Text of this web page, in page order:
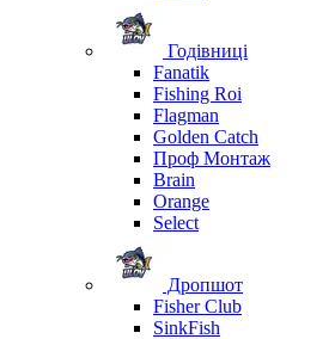
Годівниці
Fanatik
Fishing Roi
Flagman
Golden Catch
Проф Монтаж
Brain
Orange
Select
Дропшот
Fisher Club
SinkFish